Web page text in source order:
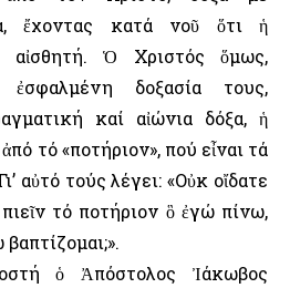
ἔχοντας κατά νοῦ ὅτι ἡ
αἰσθητή. Ὁ Χριστός ὅμως,
ἐσφαλμένη δοξασία τους,
καί αἰώνια δόξα, ἡ
τό «ποτήριον», πού εἶναι τά
αὐτό τούς λέγει: «Οὐκ οἴδατε
τό ποτήριον ὃ ἐγώ πίνω,
ὁ Ἀπόστολος Ἰάκωβος